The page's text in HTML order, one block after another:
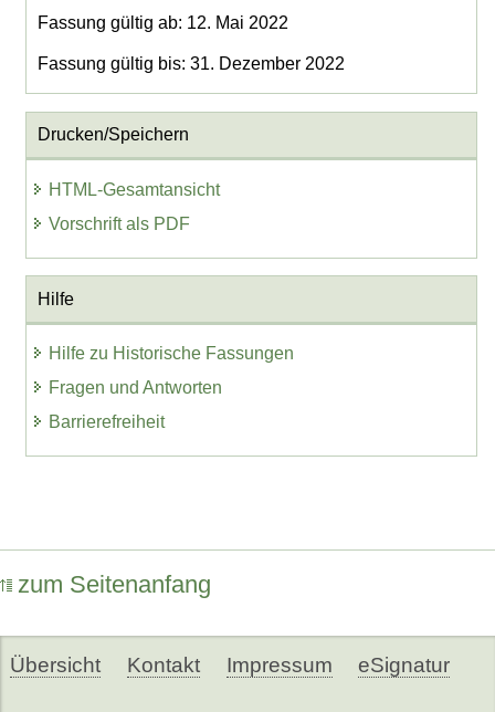
Fassung gültig ab: 12. Mai 2022
Fassung gültig bis: 31. Dezember 2022
Drucken/Speichern
HTML-Gesamtansicht
Vorschrift als PDF
Hilfe
Hilfe zu Historische Fassungen
Fragen und Antworten
Barrierefreiheit
zum Seitenanfang
Übersicht Kontakt Impressum eSignatur